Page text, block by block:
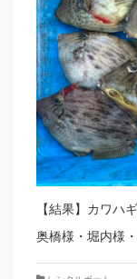
【結果】カワ
奥橋様・堀内様